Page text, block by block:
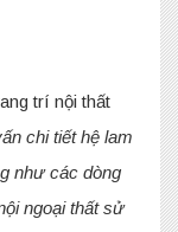
trí nội thất
chi tiết hệ lam
như các dòng
ngoại thất sử